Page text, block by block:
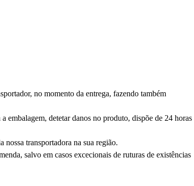
no momento da entrega, fazendo também
embalagem, detetar danos no produto, dispõe de 24 horas
nossa transportadora na sua região.
salvo em casos excecionais de ruturas de existências